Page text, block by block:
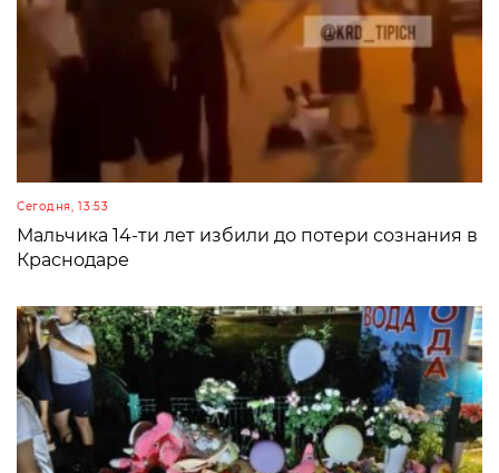
Сегодня, 13:53
Мальчика 14-ти лет избили до потери сознания в
Краснодаре